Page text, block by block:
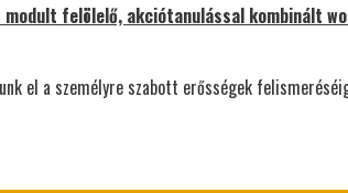
modult felölelő, akciótanulással kombinált
el a személyre szabott erősségek